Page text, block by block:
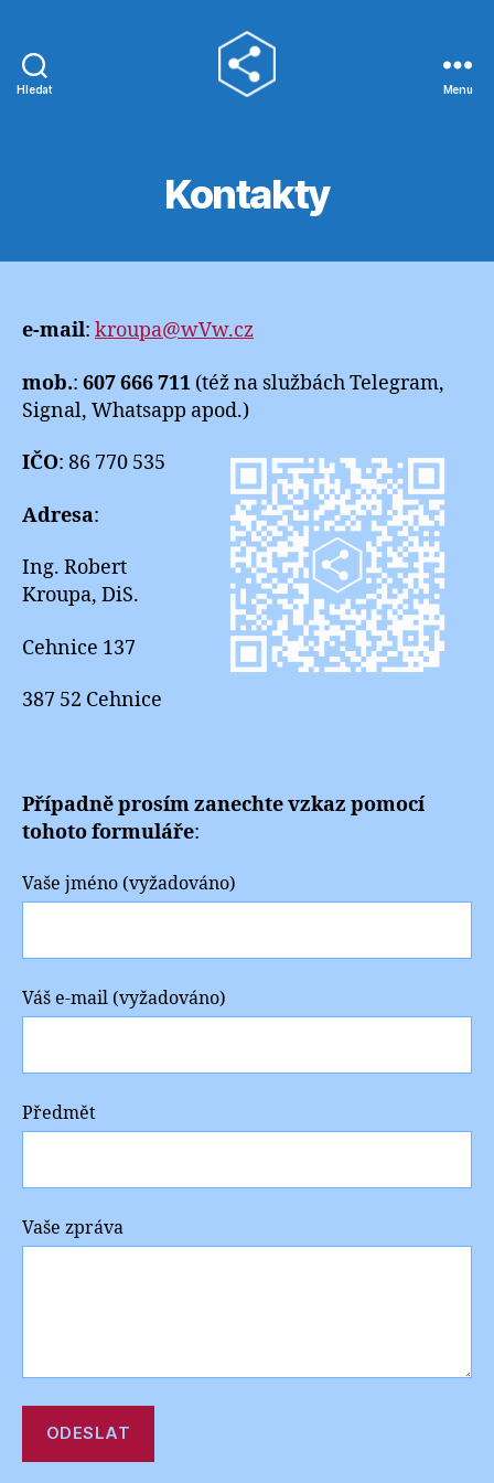
Hledat Menu
Kontakty
e-mail: kroupa@wVw.cz
mob.: 607 666 711 (též na službách Telegram,
Signal, Whatsapp apod.)
IČO: 86 770 535
Adresa:
Ing. Robert
Kroupa, DiS.
Cehnice 137
387 52 Cehnice
Případně prosím zanechte vzkaz pomocí
tohoto formuláře:
Vaše jméno (vyžadováno)
Váš e-mail (vyžadováno)
Předmět
Vaše zpráva